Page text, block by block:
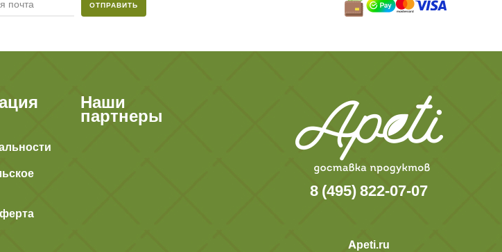
ОТПРАВИТЬ
Наши
партнеры
8 (495) 822-07-07
Apeti.ru